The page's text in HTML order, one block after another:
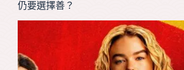
仍要選擇善？